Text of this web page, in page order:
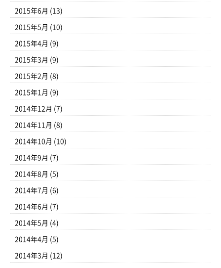
2015年6月 (13)
2015年5月 (10)
2015年4月 (9)
2015年3月 (9)
2015年2月 (8)
2015年1月 (9)
2014年12月 (7)
2014年11月 (8)
2014年10月 (10)
2014年9月 (7)
2014年8月 (5)
2014年7月 (6)
2014年6月 (7)
2014年5月 (4)
2014年4月 (5)
2014年3月 (12)